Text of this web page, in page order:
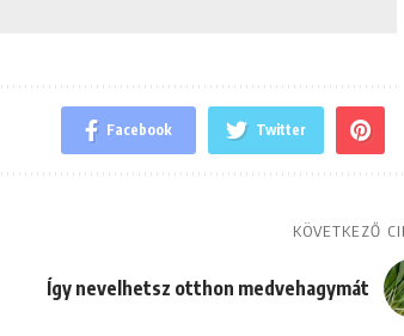
Facebook Twitter
KÖVETKEZŐ
Így nevelhetsz otthon medvehagymát